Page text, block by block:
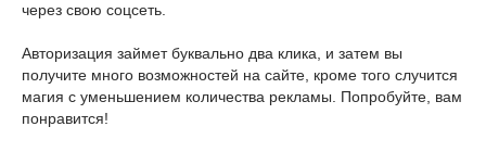
через свою соцсеть.
Авторизация займет буквально два клика, и затем вы
получите много возможностей на сайте, кроме того случится
магия с уменьшением количества рекламы. Попробуйте, вам
понравится!